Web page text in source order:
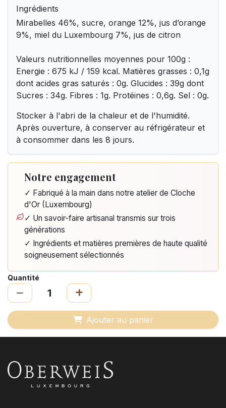
Ingrédients
Mirabelles 46%, sucre, orange 12%, jus d’orange
9%, miel du Luxembourg 7%, jus de citron
Valeurs nutritionnelles moyennes pour 100g :
Energie : 675 kJ / 159 kcal. Matières grasses : 0,1g
dont acides gras saturés : 0g. Glucides : 39g dont
Sucres : 34g. Fibres : 1g. Protéines : 0,6g. Sel : 0g.
Stocker à l'abri de la chaleur et de l'humidité.
Après ouverture, à conserver au réfrigérateur et
à consommer dans les 8 jours.
Notre engagement
✓ Fabriqué à la main dans notre atelier de Cloche
d'Or (Luxembourg)
✓ Un savoir-faire artisanal transmis sur trois
générations
✓ Ingrédients et matières premières de haute qualité
soigneusement sélectionnés
Quantité
Ajouter au panier